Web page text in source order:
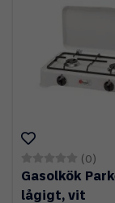
(0)
Gasolkök
lågigt, vit